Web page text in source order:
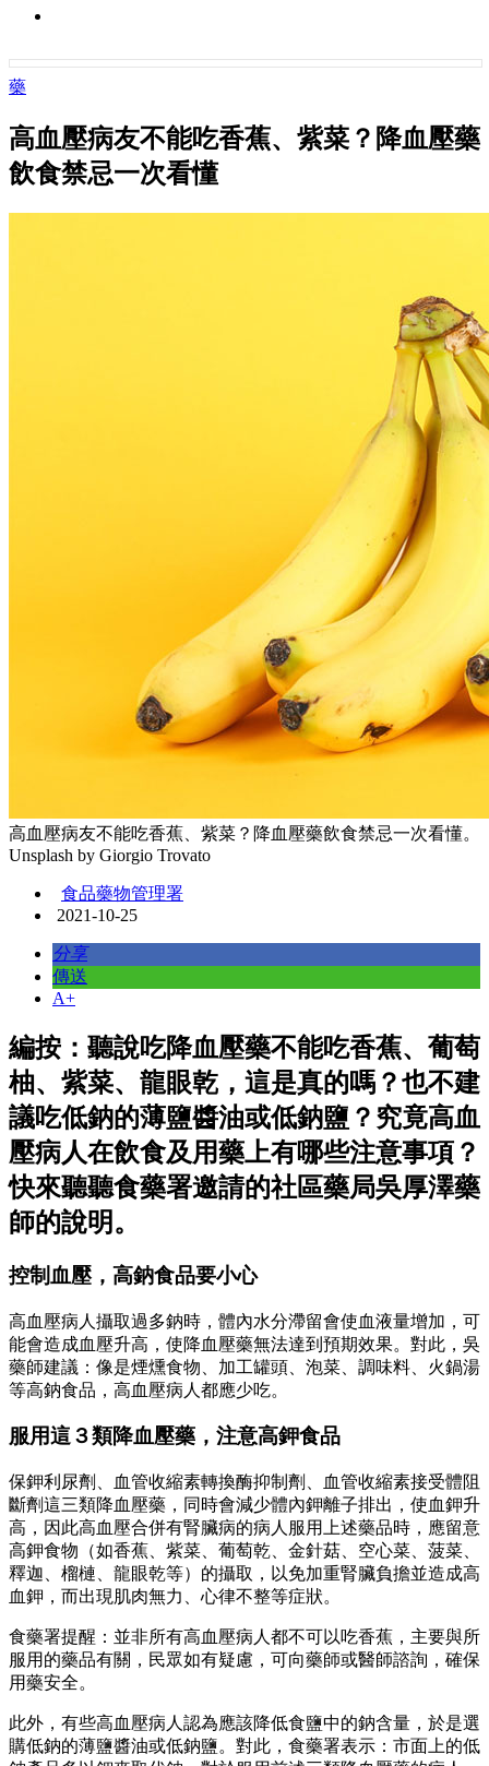
藥
高血壓病友不能吃香蕉、紫菜？降血壓藥
飲食禁忌一次看懂
高血壓病友不能吃香蕉、紫菜？降血壓藥飲食禁忌一次看懂。
Unsplash by Giorgio Trovato
食品藥物管理署
2021-10-25
分享
傳送
A+
編按：聽說吃降血壓藥不能吃香蕉、葡萄
柚、紫菜、龍眼乾，這是真的嗎？也不建
議吃低鈉的薄鹽醬油或低鈉鹽？究竟高血
壓病人在飲食及用藥上有哪些注意事項？
快來聽聽食藥署邀請的社區藥局吳厚澤藥
師的說明。
控制血壓，高鈉食品要小心
高血壓病人攝取過多鈉時，體內水分滯留會使血液量增加，可
能會造成血壓升高，使降血壓藥無法達到預期效果。對此，吳
藥師建議：像是煙燻食物、加工罐頭、泡菜、調味料、火鍋湯
等高鈉食品，高血壓病人都應少吃。
服用這３類降血壓藥，注意高鉀食品
保鉀利尿劑、血管收縮素轉換酶抑制劑、血管收縮素接受體阻
斷劑這三類降血壓藥，同時會減少體內鉀離子排出，使血鉀升
高，因此高血壓合併有腎臟病的病人服用上述藥品時，應留意
高鉀食物（如香蕉、紫菜、葡萄乾、金針菇、空心菜、菠菜、
釋迦、榴槤、龍眼乾等）的攝取，以免加重腎臟負擔並造成高
血鉀，而出現肌肉無力、心律不整等症狀。
食藥署提醒：並非所有高血壓病人都不可以吃香蕉，主要與所
服用的藥品有關，民眾如有疑慮，可向藥師或醫師諮詢，確保
用藥安全。
此外，有些高血壓病人認為應該降低食鹽中的鈉含量，於是選
購低鈉的薄鹽醬油或低鈉鹽。對此，食藥署表示：市面上的低